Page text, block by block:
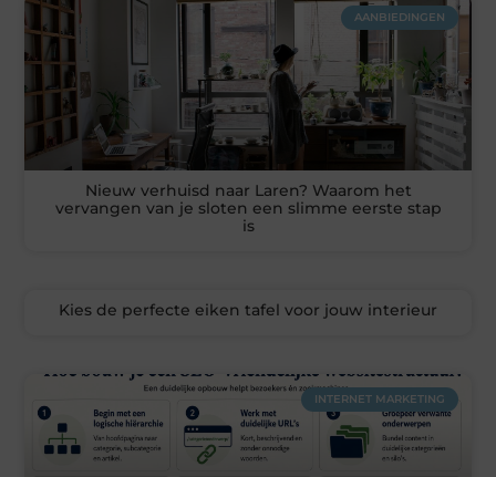
AANBIEDINGEN
Nieuw verhuisd naar Laren? Waarom het
vervangen van je sloten een slimme eerste stap
is
Kies de perfecte eiken tafel voor jouw interieur
INTERNET MARKETING